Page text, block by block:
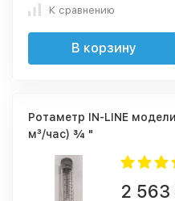
К сравнению
В корзину
Ротаметр IN-LINE
м³/час) ¾ "
2 563